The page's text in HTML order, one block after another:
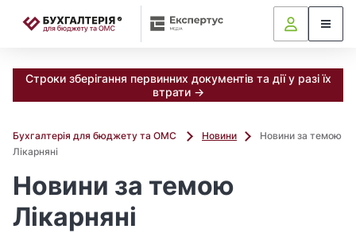
Строки зберігання первинних документів та дії у разі їх
втрати →
Бухгалтерія для бюджету та ОМС Новини
Новини за темою
Лікарняні
Новини за темою
Лікарняні